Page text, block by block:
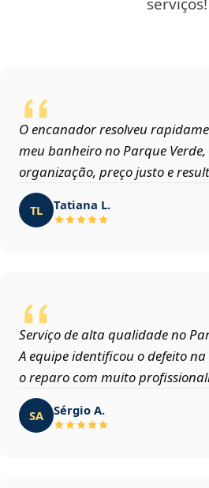
serviços!
O encanador resolveu
meu banheiro no Parque Verde,
organização, preço justo e
TL Tatiana L.
Serviço de alta qualidade no
A equipe identificou o defeito
o reparo com muito
SA Sérgio A.